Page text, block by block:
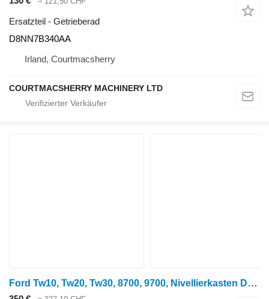
Ersatzteil - Getrieberad
D8NN7B340AA
Irland, Courtmacsherry
COURTMACSHERRY MACHINERY LTD
Ford Tw10, Tw20, Tw30, 8700, 9700, Nivellierkasten D9nnn983aa, 83919402 D9NNN983AA für Radtraktor